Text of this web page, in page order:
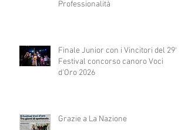
Professionalità
Finale Junior con i Vincitori del 29°
Festival concorso canoro Voci
d'Oro 2026
Grazie a La Nazione